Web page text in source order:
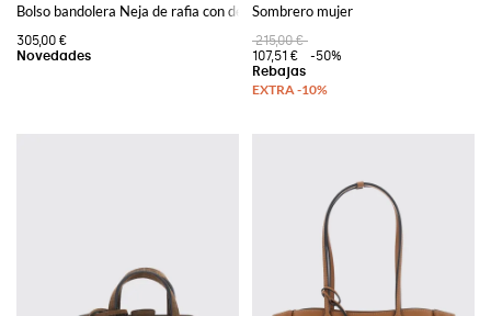
Bolso bandolera Neja de rafia con detalles de piel
305,00 €
Sombrero mujer
215,00 €
107,51 €
-50%